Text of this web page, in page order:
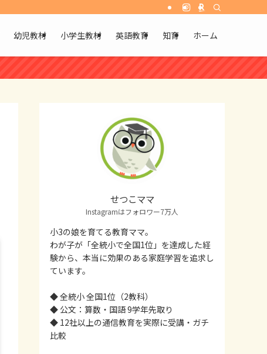
幼児教材 小学生教材 英語教育 知育 ホーム
せつこママ
Instagramはフォロワー7万人
小3の娘を育てる教育ママ。
わが子が「全統小で全国1位」を達成した経
験から、本当に効果のある家庭学習を追求し
ています。
◆ 全統小 全国1位（2教科）
◆ 公文：算数・国語 9学年先取り
◆ 12社以上の通信教育を実際に受講・ガチ
比較